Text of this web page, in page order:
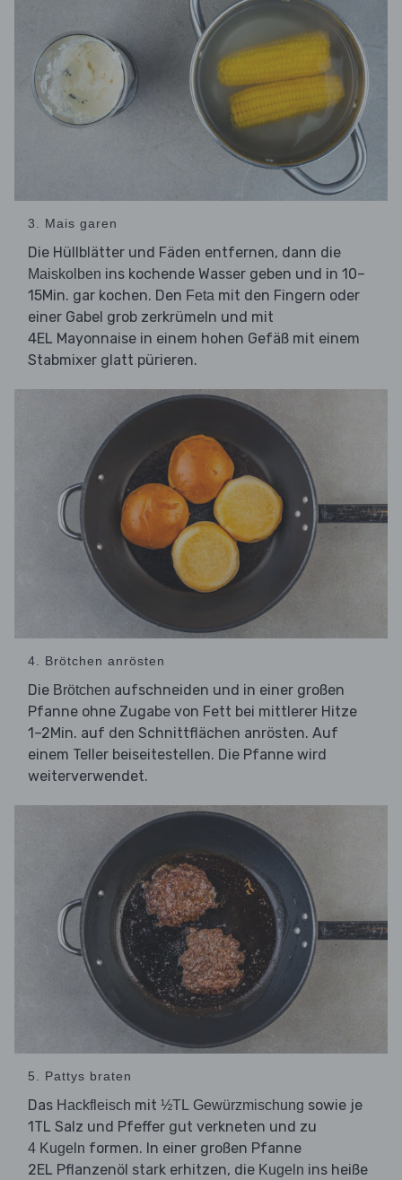
3. Mais garen
Die Hüllblätter und Fäden entfernen, dann die
Maiskolben ins kochende Wasser geben und in 10–
15Min. gar kochen. Den Feta mit den Fingern oder
einer Gabel grob zerkrümeln und mit
4EL Mayonnaise in einem hohen Gefäß mit einem
Stabmixer glatt pürieren.
4. Brötchen anrösten
Die Brötchen aufschneiden und in einer großen
Pfanne ohne Zugabe von Fett bei mittlerer Hitze
1–2Min. auf den Schnittflächen anrösten. Auf
einem Teller beiseitestellen. Die Pfanne wird
weiterverwendet.
5. Pattys braten
Das Hackfleisch mit ½TL Gewürzmischung sowie je
1TL Salz und Pfeffer gut verkneten und zu
4 Kugeln formen. In einer großen Pfanne
2EL Pflanzenöl stark erhitzen, die Kugeln ins heiße